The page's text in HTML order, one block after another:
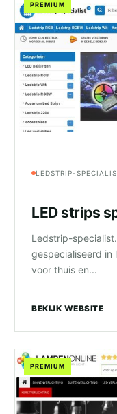
PREMIUM
LEDSTRIP-
LED strips
Ledstrip-
gespecialiseerd in
voor thuis en...
BEKIJK WEBSITE
PREMIUM